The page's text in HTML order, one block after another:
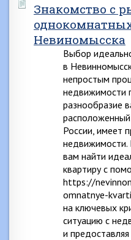
Знакомство с
Невиномысска
Выбор
в
непростым
недвижимости
разнообразие
России, имеет
недвижимости.
вам найти
квартиру с
https://
omnatnye-
на ключевых
ситуацию с
и